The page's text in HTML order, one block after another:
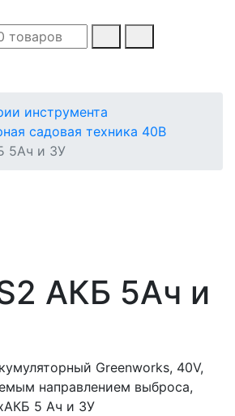
инструмента
садовая техника 40В
5Ач и ЗУ
АКБ 5Ач и
Greenworks, 40V,
направлением выброса,
5 Ач и ЗУ